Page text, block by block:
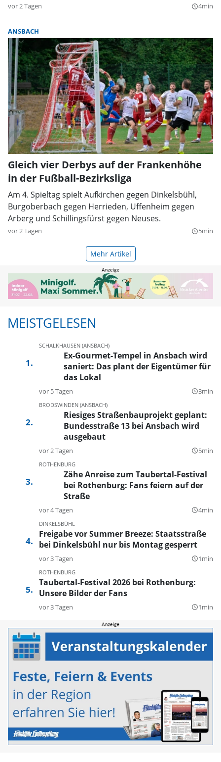
vor 2 Tagen query_builder4min
ANSBACH
Gleich vier Derbys auf der Frankenhöhe
in der Fußball-Bezirksliga
Am 4. Spieltag spielt Aufkirchen gegen Dinkelsbühl,
Burgoberbach gegen Herrieden, Uffenheim gegen
Arberg und Schillingsfürst gegen Neuses.
vor 2 Tagen query_builder5min
Mehr Artikel
MEISTGELESEN
SCHALKHAUSEN (ANSBACH)
Ex-Gourmet-Tempel in Ansbach wird
saniert: Das plant der Eigentümer für
das Lokal
vor 5 Tagen query_builder3min
BRODSWINDEN (ANSBACH)
Riesiges Straßenbauprojekt geplant:
Bundesstraße 13 bei Ansbach wird
ausgebaut
vor 2 Tagen query_builder5min
ROTHENBURG
Zähe Anreise zum Taubertal-Festival
bei Rothenburg: Fans feiern auf der
Straße
vor 4 Tagen query_builder4min
DINKELSBÜHL
Freigabe vor Summer Breeze: Staatsstraße
bei Dinkelsbühl nur bis Montag gesperrt
vor 3 Tagen query_builder1min
ROTHENBURG
Taubertal-Festival 2026 bei Rothenburg:
Unsere Bilder der Fans
vor 3 Tagen query_builder1min